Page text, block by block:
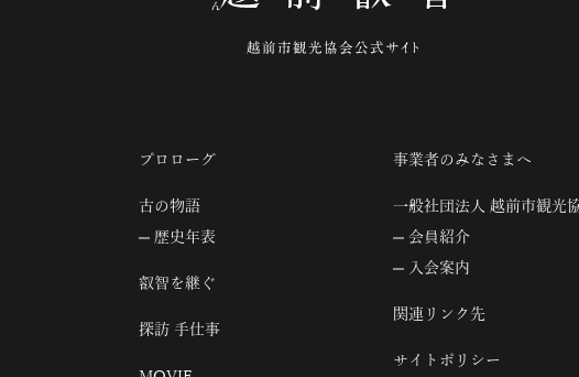
プロローグ
古の物語
歴史年表
叡智を継ぐ
探訪 手仕事
事業者のみなさまへ
一般社団法人 越前市観光
会員紹介
入会案内
関連リンク先
サイトポリシー